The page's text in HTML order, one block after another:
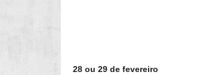
28 ou 29 de fevereiro